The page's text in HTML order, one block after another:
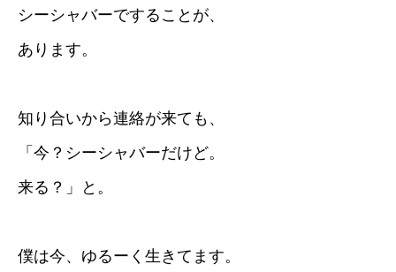
シーシャバーですることが、
あります。
知り合いから連絡が来ても、
「今？シーシャバーだけど。
来る？」と。
僕は今、ゆるーく生きてます。